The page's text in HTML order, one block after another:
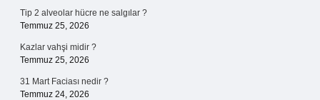
Tip 2 alveolar hücre ne salgılar ?
Temmuz 25, 2026
Kazlar vahşi midir ?
Temmuz 25, 2026
31 Mart Faciası nedir ?
Temmuz 24, 2026